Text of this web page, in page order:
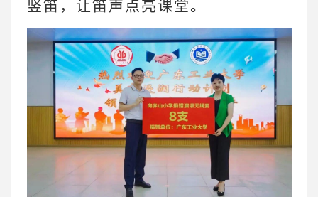
竖笛，让笛声点亮课堂。